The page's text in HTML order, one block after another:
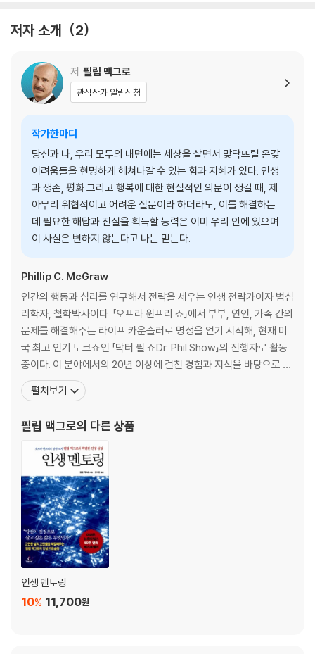
TIP>>> 감정은 어떻게 인생을 어떻게 조종하는가
대장장이처럼 시련 속에 인생을 담금질하라
D-1 스트레스
그래, 사는 게 스트레스다!
TIP>>> 많은 사람들이 사로잡혀 있는 스트레스를 자초하는 사고방식
벌새보다 갈라파고스 거북이 15배 더 오래 사는 이유
우리를 쓰러뜨리는 3대 스트레스
인생의 뒷마당에서 파리 떼가 윙윙거릴 때
스트레스 관리, 절대 돈 들이지 마라 _스트레스를 이겨내는 인생 전략
그러나, 최악의 날은 아직 오지도 않았다 _스트레스의 문을 닫으며
제1일 상실
마음이 산산조각 나는 날
더 많이 사랑할수록, 더 열렬히 꿈꿀수록 상처받는다 _상실 미리보기
내가 사랑하는 것으로부터 영원히 거부당하다 _상실 클로즈업
TIP>>> 슬픔에 빠진 친구나 가족을 어떻게 위로할까?
TIP>>> 상실의 날, 당신이 빠질 착각과 오해
TIP>>> 자식과 사별한 부부들이 서로를 증오하다 결국 이혼하는 이유
TIP>>> 이혼할 때 자녀를 위해 해야 할 일들
해가 서쪽으로 넘어가기 전에 사랑한다 말하라 _상실의 문을 닫으며
제2일 공포
인생을 깡그리 팔아치웠다는 사실을 깨닫는 날
당신의 인생은 완전‘매진’되었다 _공포 미리보기
트라우마의 노예가 된 사람들 _공포 클로즈업
이대로 살 수도 없고 안 살 수도 없다 _공포 시뮬레이션
더이상 식은땀 흘리며 위태롭게 살지 마라 _공포를 이겨내는 인생 전략
가짜 인생을 살면 나만 손해다 _공포의 문을 닫으며 205
저자 소개 2
저 필립 맥그로
관심작가 알림신청
작가한마디
당신과 나, 우리 모두의 내면에는 세상을 살면서 맞닥뜨릴 온갖
어려움들을 현명하게 헤쳐나갈 수 있는 힘과 지혜가 있다. 인생
과 생존, 평화 그리고 행복에 대한 현실적인 의문이 생길 때, 제
아무리 위협적이고 어려운 질문이라 하더라도, 이를 해결하는
데 필요한 해답과 진실을 획득할 능력은 이미 우리 안에 있으며
이 사실은 변하지 않는다고 나는 믿는다.
Phillip C. McGraw
인간의 행동과 심리를 연구해서 전략을 세우는 인생 전략가이자 법심
리학자, 철학박사이다. 「오프라 윈프리 쇼」에서 부부, 연인, 가족 간의
문제를 해결해주는 라이프 카운슬러로 명성을 얻기 시작해, 현재 미
국 최고 인기 토크쇼인 「닥터 필 쇼Dr. Phil Show」의 진행자로 활동
중이다. 이 분야에서의 20년 이상에 걸친 경험과 지식을 바탕으로 한
인생 전략과 변화 프로그램을 통해 지금까지 수만 명의 사람들이 스
스로 정말 원하는 삶을 살 수 있도록 도와주었다. 미국 최고의 법률 컨
립자이자 대표로
펼쳐보기
필립 맥그로의 다른 상품
인생 멘토링
11,700원
10%